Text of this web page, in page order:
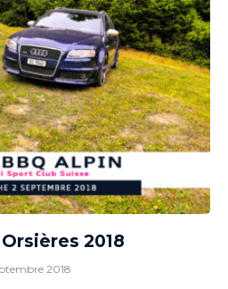
2018
2018